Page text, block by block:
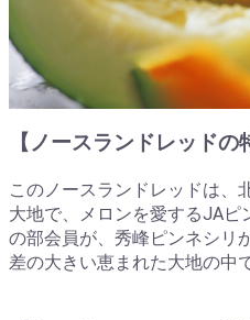
【ノースランドレッドの
このノースランドレッドは、
大地で、メロンを愛するJAピ
の部会員が、秀峰ピンネシリ
差の大きい恵まれた大地の中